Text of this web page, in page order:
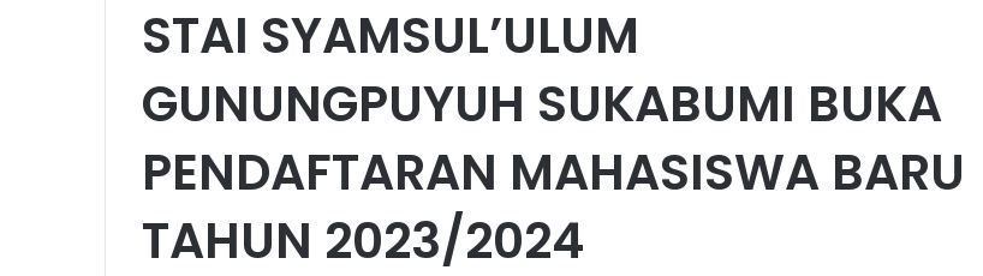
STAI SYAMSUL’ULUM
GUNUNGPUYUH SUKABUMI BUKA
PENDAFTARAN MAHASISWA BARU
TAHUN 2023/2024